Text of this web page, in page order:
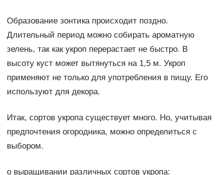
Образование зонтика происходит поздно.
Длительный период можно собирать ароматную
зелень, так как укроп перерастает не быстро. В
высоту куст может вытянуться на 1,5 м. Укроп
применяют не только для употребления в пищу. Его
используют для декора.
Итак, сортов укропа существует много. Но, учитывая
предпочтения огородника, можно определиться с
выбором.
о выращивании различных сортов укропа: